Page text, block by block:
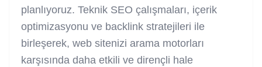
planlıyoruz. Teknik SEO çalışmaları, içerik
optimizasyonu ve backlink stratejileri ile
birleşerek, web sitenizi arama motorları
karşısında daha etkili ve dirençli hale